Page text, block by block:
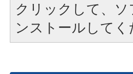
クリックして、
ンストールしてく